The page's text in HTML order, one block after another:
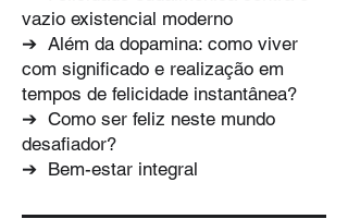
vazio existencial moderno
➔ Além da dopamina: como viver
com significado e realização em
tempos de felicidade instantânea?
➔ Como ser feliz neste mundo
desafiador?
➔ Bem-estar integral